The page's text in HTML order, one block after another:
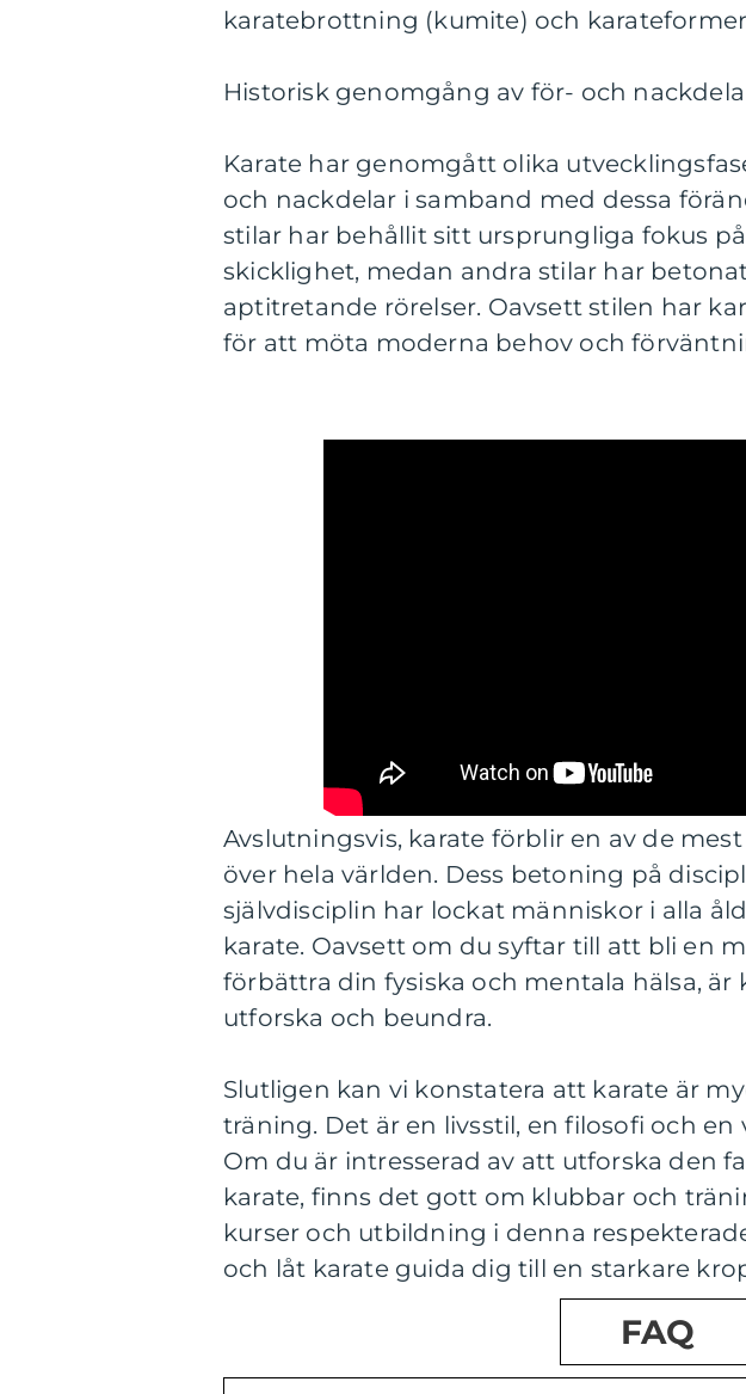
karatebrottning (kumite) och
Historisk genomgång av för- och
Karate har genomgått olika
och nackdelar i samband med dessa
stilar har behållit sitt ursprungliga fokus
skicklighet, medan andra stilar har
aptitretande rörelser. Oavsett stilen har
för att möta moderna behov och
Avslutningsvis, karate förblir en av de
över hela världen. Dess betoning på
självdisciplin har lockat människor i alla
karate. Oavsett om du syftar till att bli en
förbättra din fysiska och mentala hälsa,
utforska och beundra.
Slutligen kan vi konstatera att karate är
träning. Det är en livsstil, en filosofi och
Om du är intresserad av att utforska den
karate, finns det gott om klubbar och
kurser och utbildning i denna
och låt karate guida dig till en starkare
FAQ